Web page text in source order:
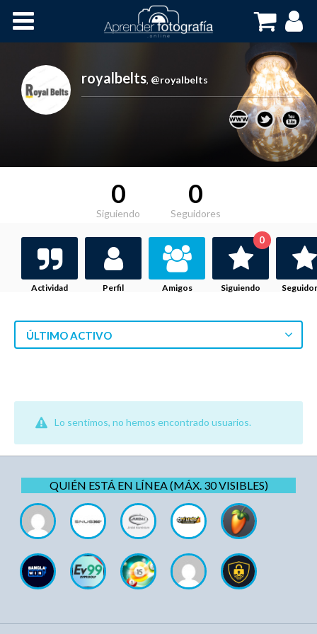
Cursos OnLine
royalbelts, @royalbelts
0
Siguiendo
0
Seguidores
Actividad Perfil Amigos Siguiendo
0
ÚLTIMO ACTIVO
Lo sentimos, no hemos encontrado usuarios.
QUIÉN ESTÁ EN LÍNEA (MÁX. 30 VISIBLES)